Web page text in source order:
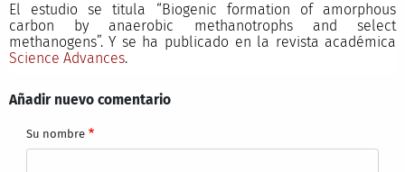
El estudio se titula “Biogenic formation of amorphous
carbon by anaerobic methanotrophs and select
methanogens”. Y se ha publicado en la revista académica
Science Advances.
Añadir nuevo comentario
Su nombre